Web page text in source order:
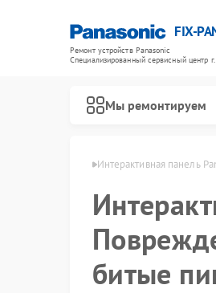
FIX-
Ремонт устройств Panasonic
Специализированный cервисный центр г.
Мы ремонтируем
Интерактивная панель
битые